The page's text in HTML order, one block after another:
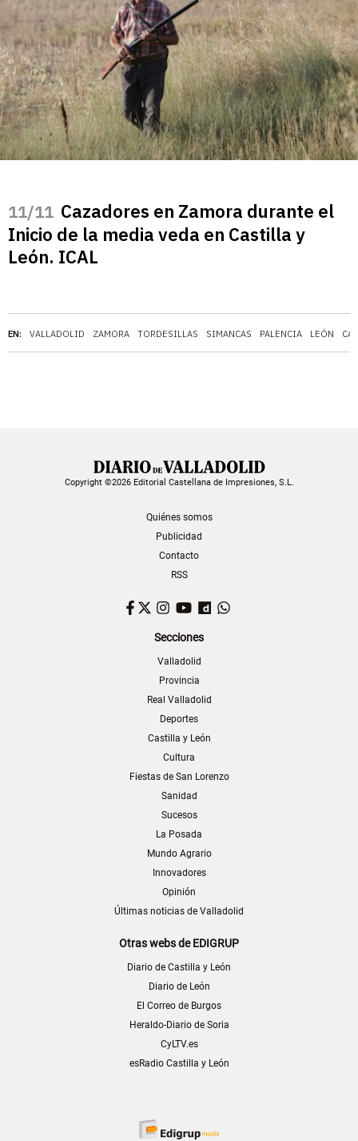
EN: VALLADOLID ZAMORA TORDESILLAS SIMANCAS PALENCIA LEÓN
/11 Cazadores en Zamora durante el
Inicio de la media veda en Castilla y
León. ICAL
Copyright ©2026 Editorial Castellana de Impresiones, S.L.
Quiénes somos
Publicidad
Contacto
RSS
Facebook
TwitterInstagram
YouTubeDailymotion
Secciones
Valladolid
Provincia
Real Valladolid
Deportes
Castilla y León
Cultura
Fiestas de San Lorenzo
Sanidad
Sucesos
La Posada
Mundo Agrario
Innovadores
Opinión
Últimas noticias de Valladolid
Otras webs de EDIGRUP
Diario de Castilla y León
Diario de León
El Correo de Burgos
Heraldo-Diario de Soria
CyLTV.es
esRadio Castilla y León